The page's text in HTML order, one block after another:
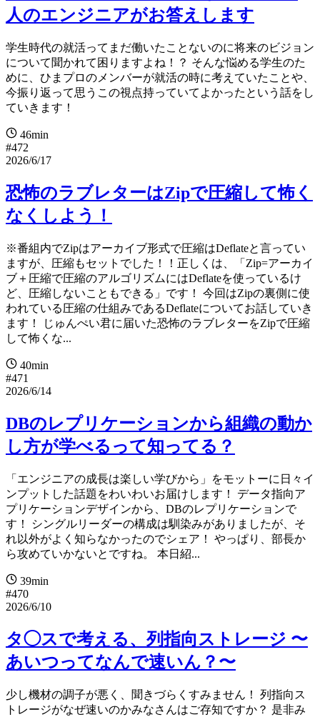
人のエンジニアがお答えします
学生時代の就活ってまだ働いたことないのに将来のビジョン
について聞かれて困りますよね！？ そんな悩める学生のた
めに、ひまプロのメンバーが就活の時に考えていたことや、
今振り返って思うこの視点持っていてよかったという話をし
ていきます！
46min
#472
2026/6/17
恐怖のラブレターはZipで圧縮して怖く
なくしよう！
※番組内でZipはアーカイブ形式で圧縮はDeflateと言ってい
ますが、圧縮もセットでした！！正しくは、「Zip=アーカイ
ブ＋圧縮で圧縮のアルゴリズムにはDeflateを使っているけ
ど、圧縮しないこともできる」です！ 今回はZipの裏側に使
われている圧縮の仕組みであるDeflateについてお話していき
ます！ じゅんぺい君に届いた恐怖のラブレターをZipで圧縮
して怖くな...
40min
#471
2026/6/14
DBのレプリケーションから組織の動か
し方が学べるって知ってる？
「エンジニアの成長は楽しい学びから」をモットーに日々イ
ンプットした話題をわいわいお届けします！ データ指向ア
プリケーションデザインから、DBのレプリケーションで
す！ シングルリーダーの構成は馴染みがありましたが、そ
れ以外がよく知らなかったのでシェア！ やっぱり、部長か
ら攻めていかないとですね。 本日紹...
39min
#470
2026/6/10
タ◯スで考える、列指向ストレージ 〜
あいつってなんで速いん？〜
少し機材の調子が悪く、聞きづらくすみません！ 列指向ス
トレージがなぜ速いのかみなさんはご存知ですか？ 是非み